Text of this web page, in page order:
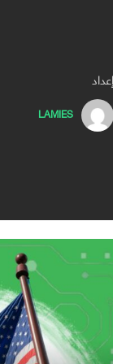
إعداد
LAMIES